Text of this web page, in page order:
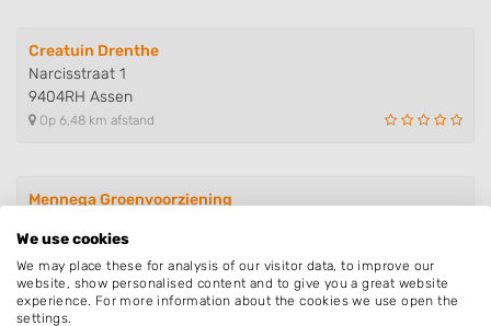
Creatuin Drenthe
Narcisstraat 1
9404RH Assen
Op 6,48 km afstand
Mennega Groenvoorziening
9541BH Assen
Op 6,59 km afstand
We use cookies
We may place these for analysis of our visitor data, to improve our
website, show personalised content and to give you a great website
experience. For more information about the cookies we use open the
settings.